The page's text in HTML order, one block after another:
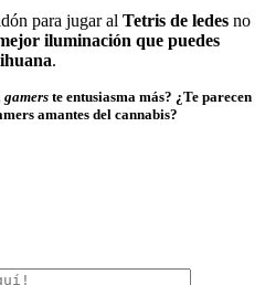
para jugar al Tetris de ledes no
iluminación que puedes
.
gamerste entusiasma más? ¿Te parecen
amantes del cannabis?